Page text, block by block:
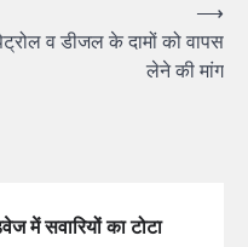
व डीजल के दामों को वापस
लेने की मांग
⟶
में सवारियों का टोटा